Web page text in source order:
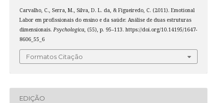
Carvalho, C., Serra, M., Silva, D. L. da, & Figueiredo, C. (2011). Emotional
Labor em profissionais do ensino e da saúde: Análise de duas estruturas
dimensionais. Psychologica, (55), p. 95–113. https://doi.org/10.14195/1647-
8606_55_6
Formatos Citação
EDIÇÃO